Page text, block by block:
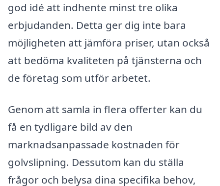
god idé att indhente minst tre olika
erbjudanden. Detta ger dig inte bara
möjligheten att jämföra priser, utan också
att bedöma kvaliteten på tjänsterna och
de företag som utför arbetet.
Genom att samla in flera offerter kan du
få en tydligare bild av den
marknadsanpassade kostnaden för
golvslipning. Dessutom kan du ställa
frågor och belysa dina specifika behov,